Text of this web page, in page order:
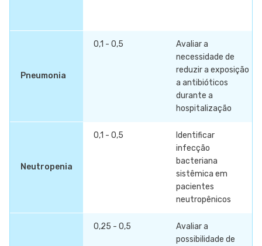
Pneumonia
0,1 - 0,5
Avaliar a
necessidade de
reduzir a exposição
a antibióticos
durante a
hospitalização
Neutropenia
0,1 - 0,5
Identificar
infecção
bacteriana
sistêmica em
pacientes
neutropênicos
0,25 - 0,5
Avaliar a
possibilidade de